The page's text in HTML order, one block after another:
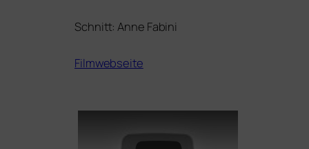
Schnitt: Anne Fabini
Filmwebseite